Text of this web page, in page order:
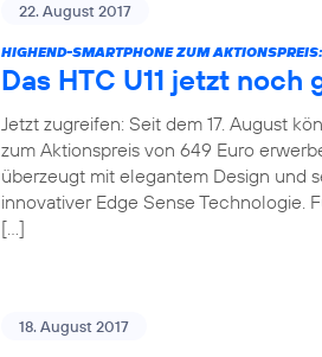
22. August 2017
HIGHEND-SMARTPHONE ZUM AKTIONSPREIS:
Das HTC U11 jetzt noch
Jetzt zugreifen: Seit dem 17. August
zum Aktionspreis von 649 Euro
überzeugt mit elegantem Design und
innovativer Edge Sense Technologie.
[…]
18. August 2017